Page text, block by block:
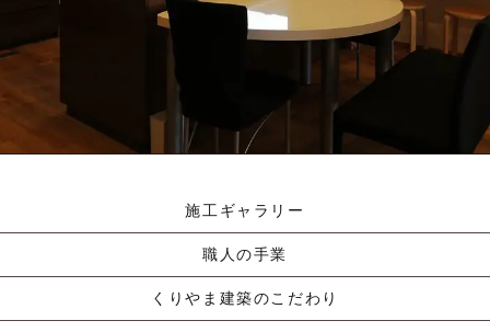
資料請求する
施工ギャラリー
職人の手業
くりやま建築のこだわり